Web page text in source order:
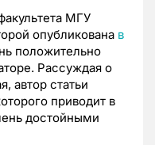
МГУ
опубликована в
положительно
Рассуждая о
автор статьи
приводит в
достойными